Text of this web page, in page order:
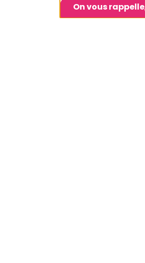
On vous rappelle